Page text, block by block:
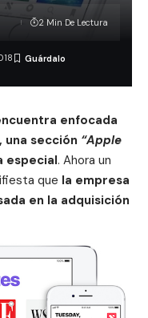
2 Min De Lectura
enfocada
sección “Apple
especial. Ahora un
que la empresa
en la adquisición